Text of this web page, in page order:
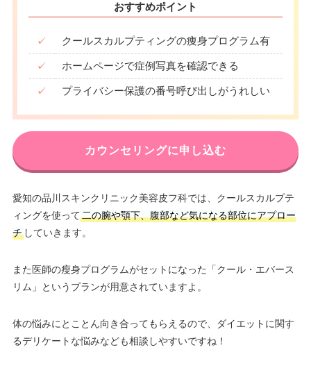
おすすめポイント
✓ クールスカルプティングの痩身プログラム有
✓ ホームページで症例写真を確認できる
✓ プライバシー保護の番号呼び出しがうれしい
カウンセリングに申し込む
愛知の品川スキンクリニック美容皮フ科では、クールスカルプテ
ィングを使って二の腕や顎下、腹部など気になる部位にアプロー
チしていきます。
また医師の瘦身プログラムがセットになった「クール・エバース
リム」というプランが用意されていますよ。
体の悩みにとことん向き合ってもらえるので、ダイエットに関す
るデリケートな悩みなども相談しやすいですね！